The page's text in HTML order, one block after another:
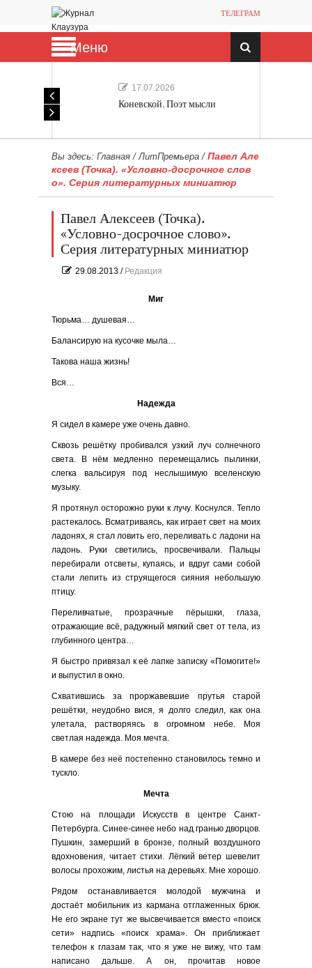
ТЕЛЕГРАМ
Меню
17.07.2026
Коневской. Поэт мысли
Вы здесь: Главная /ЛитПремьера / Павел Але
ксеев (Точка). «Условно-досрочное слов
о». Серия литературных миниатюр
Павел Алексеев (Точка).
«Условно-досрочное слово».
Серия литературных миниатюр
29.08.2013 / Редакция
Миг
Тюрьма… душевая…
Балансирую на кусочке мыла…
Такова наша жизнь!
Вся…
Надежда
Я сидел в камере уже очень давно.
Сквозь решётку пробивался узкий луч солнечного
света. В нём медленно перемещались пылинки,
слегка вальсируя под неслышимую вселенскую
музыку.
Я протянул осторожно руки к лучу. Коснулся. Тепло
растекалось. Всматриваясь, как играет свет на моих
ладонях, я стал ловить его, переливать с ладони на
ладонь. Руки светились, просвечивали. Пальцы
перебирали отсветы, купаясь, и вдруг сами собой
стали лепить из струящегося сияния небольшую
птицу.
Переливчатые, прозрачные пёрышки, глаза,
отражающие всё, радужный мягкий свет от тела, из
глубинного центра…
Я быстро привязал к её лапке записку «Помогите!»
и выпустил в окно.
Схватившись за проржавевшие прутья старой
решётки, неудобно вися, я долго следил, как она
улетала, растворяясь в огромном небе. Моя
светлая надежда. Моя мечта.
В камере без неё постепенно становилось темно и
тускло.
Мечта
Стою на площади Искусств в центре Санкт-
Петербурга. Синее-синее небо над гранью дворцов.
Пушкин, замерший в бронзе, полный воздушного
вдохновения, читает стихи. Лёгкий ветер шевелит
волосы прохожим, листья на деревьях. Мне хорошо.
Рядом останавливается молодой мужчина и
достаёт мобильник из кармана отглаженных брюк.
Не его экране тут же высвечивается вместо «поиск
сети» надпись «поиск храма». Он приближает
телефон к глазам так, что я уже не вижу, что там
написано дальше. А он, прочитав новое